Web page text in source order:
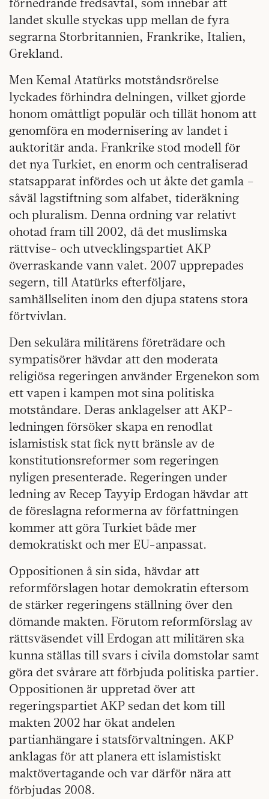
landet skulle styckas upp mellan de fyra
segrarna Storbritannien, Frankrike, Italien,
Grekland.
Men Kemal Atatürks motståndsrörelse
lyckades förhindra delningen, vilket gjorde
honom omåttligt populär och tillät honom att
genomföra en modernisering av landet i
auktoritär anda. Frankrike stod modell för
det nya Turkiet, en enorm och centraliserad
statsapparat infördes och ut åkte det gamla –
såväl lagstiftning som alfabet, tideräkning
och pluralism. Denna ordning var relativt
ohotad fram till 2002, då det muslimska
rättvise- och utvecklingspartiet AKP
överraskande vann valet. 2007 upprepades
segern, till Atatürks efterföljare,
samhällseliten inom den djupa statens stora
förtvivlan.
Den sekulära militärens företrädare och
sympatisörer hävdar att den moderata
religiösa regeringen använder Ergenekon som
ett vapen i kampen mot sina politiska
motståndare. Deras anklagelser att AKP-
ledningen försöker skapa en renodlat
islamistisk stat fick nytt bränsle av de
konstitutionsreformer som regeringen
nyligen presenterade. Regeringen under
ledning av Recep Tayyip Erdogan hävdar att
de föreslagna reformerna av författningen
kommer att göra Turkiet både mer
demokratiskt och mer EU-anpassat.
Oppositionen å sin sida, hävdar att
reformförslagen hotar demokratin eftersom
de stärker regeringens ställning över den
dömande makten. Förutom reformförslag av
rättsväsendet vill Erdogan att militären ska
kunna ställas till svars i civila domstolar samt
göra det svårare att förbjuda politiska partier.
Oppositionen är uppretad över att
regeringspartiet AKP sedan det kom till
makten 2002 har ökat andelen
partianhängare i statsförvaltningen. AKP
anklagas för att planera ett islamistiskt
maktövertagande och var därför nära att
förbjudas 2008.